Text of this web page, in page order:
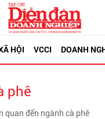
HỘI VCCI DOANH
phê
quan đến ngành cà phê